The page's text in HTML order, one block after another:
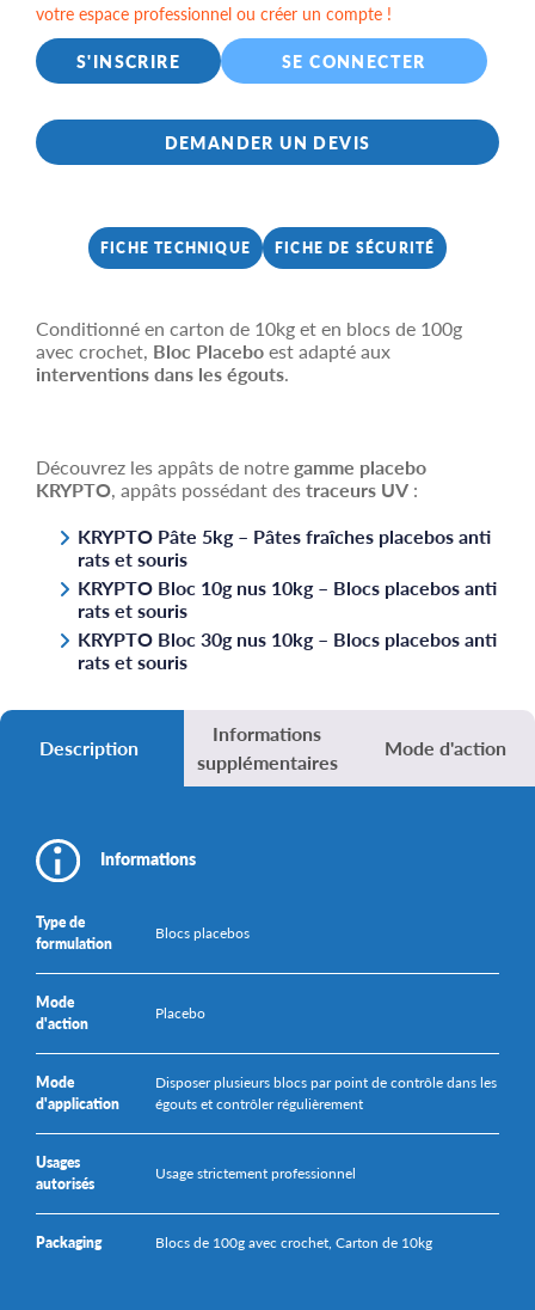
votre espace professionnel ou créer un compte !
S'INSCRIRE
SE CONNECTER
DEMANDER UN DEVIS
FICHE TECHNIQUE FICHE DE SÉCURITÉ
Conditionné en carton de 10kg et en blocs de 100g
avec crochet, Bloc Placeboest adapté aux
interventions dans les égouts.
Découvrez les appâts de notregamme placebo
KRYPTO, appâts possédant destraceurs UV :
KRYPTO Pâte 5kg – Pâtes fraîches placebos anti
rats et souris
KRYPTO Bloc 10g nus 10kg – Blocs placebos anti
rats et souris
KRYPTO Bloc 30g nus 10kg – Blocs placebos anti
rats et souris
Description
Informations
supplémentaires
Mode d'action
Informations
Type de
formulation
Blocs placebos
Mode
d'action
Placebo
Mode
d'application
Disposer plusieurs blocs par point de contrôle dans les
égouts et contrôler régulièrement
Usages
autorisés
Usage strictement professionnel
Packaging Blocs de 100g avec crochet, Carton de 10kg